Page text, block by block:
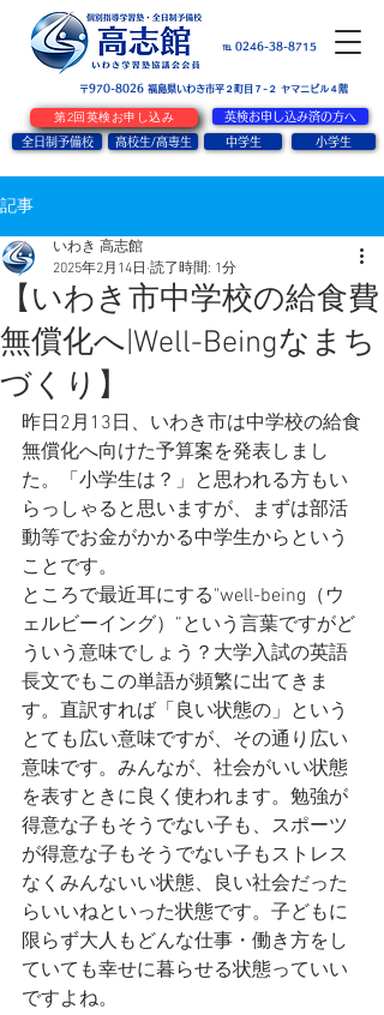
℡ 0246-38-8715
〒970-8026 ​福島県いわき市平２町目７-２ ヤマニビル４階
全日制予備校 高校生/高専生 中学生 小学生
英検お申し込み済の方へ
第2回英検お申し込み
記事
【いわき市中学校の給食費
無償化へ|Well-Beingなまち
づくり】
いわき 高志館
2025年2月14日 読了時間: 1分
昨日2月13日、いわき市は中学校の給食
無償化へ向けた予算案を発表しまし
た。「小学生は？」と思われる方もい
らっしゃると思いますが、まずは部活
動等でお金がかかる中学生からという
ことです。
ところで最近耳にする"well-being（ウ
ェルビーイング）”という言葉ですがど
ういう意味でしょう？大学入試の英語
長文でもこの単語が頻繁に出てきま
す。直訳すれば「良い状態の」という
とても広い意味ですが、その通り広い
意味です。みんなが、社会がいい状態
を表すときに良く使われます。勉強が
得意な子もそうでない子も、スポーツ
が得意な子もそうでない子もストレス
なくみんないい状態、良い社会だった
らいいねといった状態です。子どもに
限らず大人もどんな仕事・働き方をし
ていても幸せに暮らせる状態っていい
ですよね。